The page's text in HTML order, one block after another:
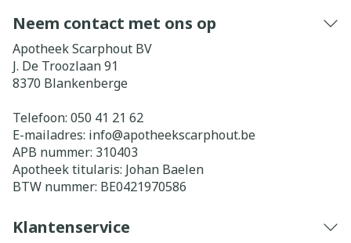
Neem contact met ons op
Apotheek Scarphout BV
J. De Troozlaan 91
8370 Blankenberge
Telefoon: 050 41 21 62
E-mailadres: info@apotheekscarphout.be
APB nummer: 310403
Apotheek titularis: Johan Baelen
BTW nummer: BE0421970586
Klantenservice